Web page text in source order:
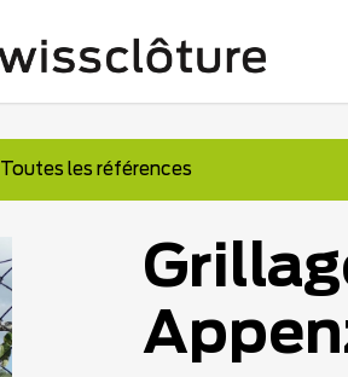
Toutes les références